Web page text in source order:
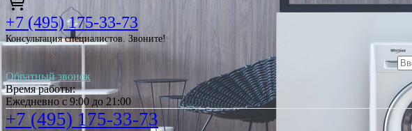
+7 (495) 175-33-73
Консультация специалистов. Звоните!
Обратный звонок
Время работы:
Ежедневно с 9:00 до 21:00
+7 (495) 175-33-73